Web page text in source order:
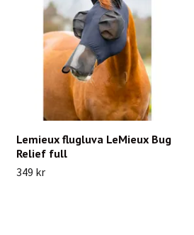
Lemieux flugluva LeMieux Bug
Relief full
349 kr